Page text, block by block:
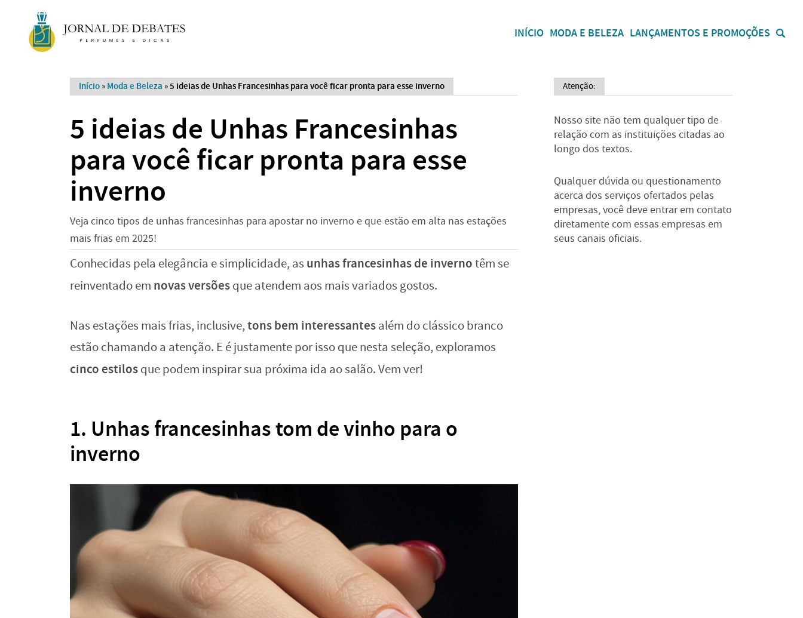
INÍCIO MODA E BELEZA LANÇAMENTOS E PROMOÇÕES
Início » Moda e Beleza »5 ideias de Unhas Francesinhas para você ficar pronta para esse inverno
5 ideias de Unhas Francesinhas
para você ficar pronta para esse
inverno
Veja cinco tipos de unhas francesinhas para apostar no inverno e que estão em alta nas estações
mais frias em 2025!
Conhecidas pela elegância e simplicidade, as unhas francesinhasde invernotêm se
reinventado em novas versõesque atendem aos mais variados gostos.
Nas estações mais frias, inclusive,tons bem interessantesalém do clássico branco
estão chamando a atenção. E é justamente por isso que nesta seleção, exploramos
cinco estilosque podem inspirar sua próxima ida ao salão. Vem ver!
1. Unhas francesinhas tom de vinho para o
inverno
Atenção:
Nosso site não tem qualquer tipo de
relação com as instituições citadas ao
longo dos textos.
Qualquer dúvida ou questionamento
acerca dos serviços ofertados pelas
empresas, você deve entrar em contato
diretamente com essas empresas em
seus canais oficiais.